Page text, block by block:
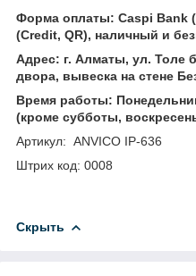
Форма оплаты: Caspi Bank
(Credit, QR), наличный и
Адрес: г. Алматы, ул. Толе
двора, вывеска на стене
Время работы:
(кроме субботы,
Артикул: ANVICO IP-636
Штрих код: 0008
Скрыть